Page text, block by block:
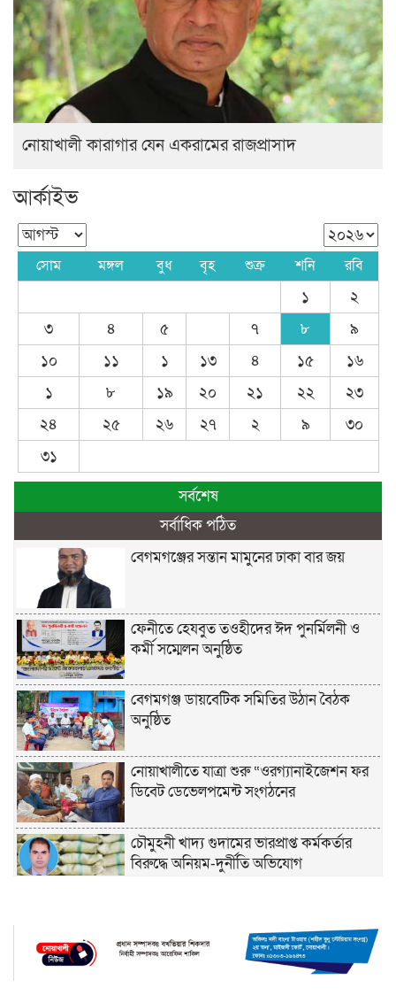
নোয়াখালী কারাগার যেন একরামের রাজপ্রাসাদ
আর্কাইভ
সোম মঙ্গল বুধ বৃহ শুক্র শনি রবি
১
২
৩
৪ ৫ ৭ ৮
৯
১০
১১ ১ ১৩ ৪ ১৫
১৬
১
৮ ১৯ ২০ ২১ ২২
২৩
২৪
২৫ ২৬ ২৭ ২ ৯
৩০
৩১
সর্বশেষ
সর্বাধিক পঠিত
বেগমগঞ্জের সন্তান মামুনের ঢাকা বার জয়
ফেনীতে হেযবুত তওহীদের ঈদ পুনর্মিলনী ও
কর্মী সম্মেলন অনুষ্ঠিত
বেগমগঞ্জ ডায়বেটিক সমিতির উঠান বৈঠক
অনুষ্ঠিত
নোয়াখালীতে যাত্রা শুরু “ওরগ্যানাইজেশন ফর
ডিবেট ডেভেলপমেন্ট সংগঠনের
চৌমুহনী খাদ্য গুদামের ভারপ্রাপ্ত কর্মকর্তার
বিরুদ্ধে অনিয়ম-দুর্নীতি অভিযোগ
বনভোজন অনুষ্ঠিত